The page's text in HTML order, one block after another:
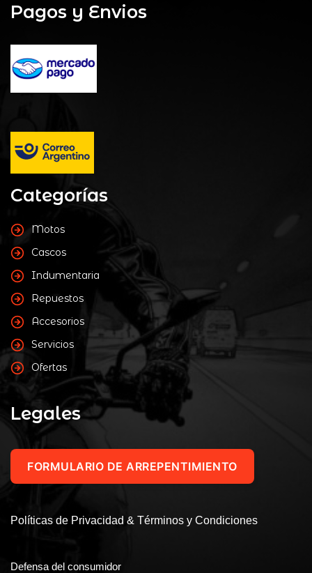
Pagos y Envios
Categorías
Motos
Cascos
Indumentaria
Repuestos
Accesorios
Servicios
Ofertas
Legales
FORMULARIO DE ARREPENTIMIENTO
Políticas de Privacidad & Términos y Condiciones
Defensa del consumidor